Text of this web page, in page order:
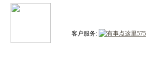
客户服务: